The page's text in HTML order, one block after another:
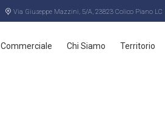
Via Giuseppe Mazzini, 5/A, 23823 Colico Piano LC
Commerciale Chi Siamo Territorio